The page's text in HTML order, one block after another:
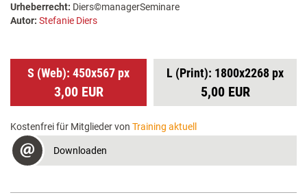
Urheberrecht: Diers©managerSeminare
Autor: Stefanie Diers
S (Web): 450x567 px
3,00 EUR
L (Print): 1800x2268 px
5,00 EUR
Kostenfrei für Mitglieder von Training aktuell
Downloaden